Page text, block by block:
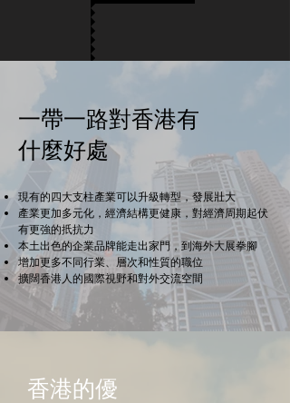
一帶一路對香港有
什麼好處
現有的四大支柱產業可以升級轉型，發展壯大
產業更加多元化，經濟結構更健康，對經濟周期起伏
有更強的扺抗力
本土出色的企業品牌能走出家門，到海外大展拳腳
增加更多不同行業、層次和性質的職位
擴闊香港人的國際視野和對外交流空間
香港的優